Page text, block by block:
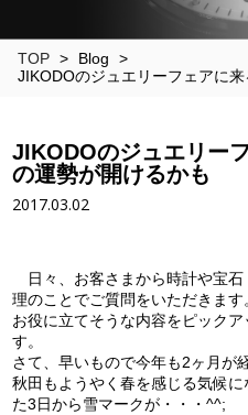
TOP > Blog
>
JIKODOのジュエリーフェアに
JIKODOのジュエリー
の運勢が開けるかも
2017.03.02
日々、お客さまから時計や宝石
理のことでご質問をいただきます
お役に立てそうな内容をピック
す。
さて、早いもので今年も2ヶ月が
秋田もようやく春を感じる気候
た3日から雪マークが・・・^^;